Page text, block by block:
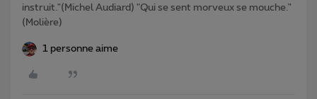
instruit."(Michel Audiard) "Qui se sent morveux se mouche."
(Molière)
1 personne aime